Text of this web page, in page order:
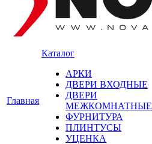
Главная
Каталог
АРКИ
ДВЕРИ ВХОДНЫЕ
ДВЕРИ
МЕЖКОМНАТНЫЕ
ФУРНИТУРА
ПЛИНТУСЫ
УЦЕНКА